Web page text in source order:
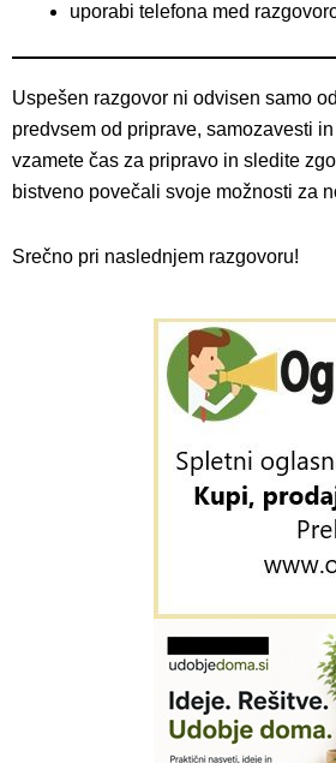
uporabi telefona med
Uspešen razgovor ni odvisen samo
predvsem od priprave, samozavesti
vzamete čas za pripravo in sledite
bistveno povečali svoje možnosti za
Srečno pri naslednjem razgovoru!